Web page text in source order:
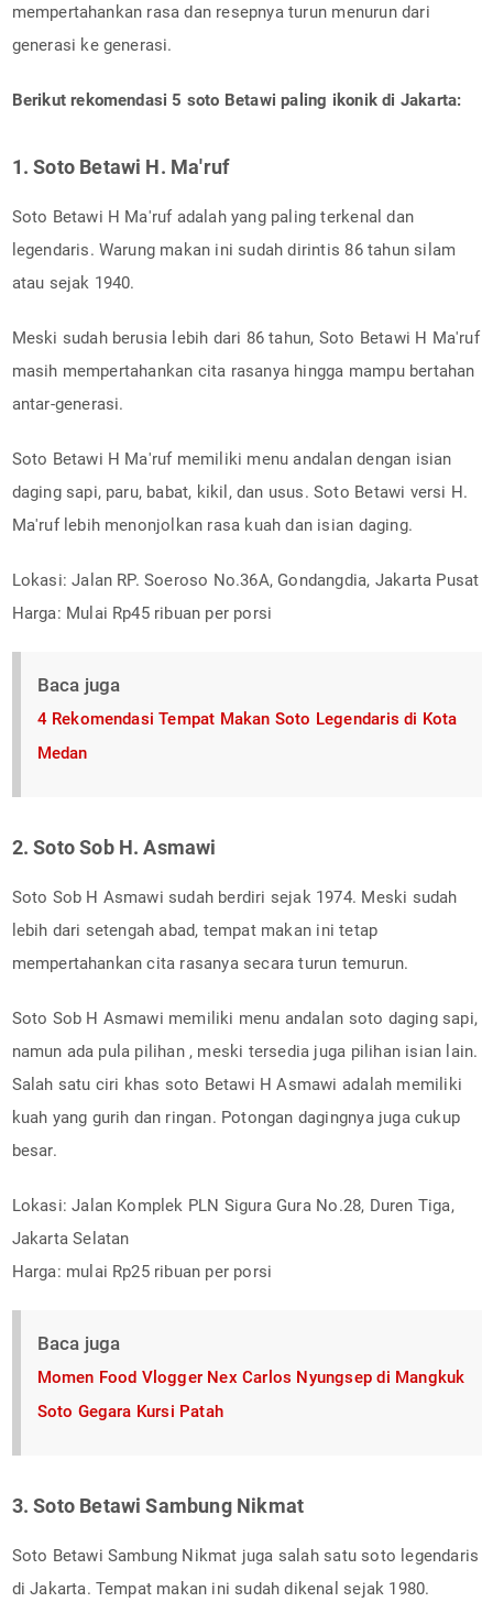
mempertahankan rasa dan resepnya turun menurun dari
generasi ke generasi.
Berikut rekomendasi 5 soto Betawi paling ikonik di Jakarta:
1. Soto Betawi H. Ma'ruf
Soto Betawi H Ma'ruf adalah yang paling terkenal dan
legendaris. Warung makan ini sudah dirintis 86 tahun silam
atau sejak 1940.
Meski sudah berusia lebih dari 86 tahun, Soto Betawi H Ma'ruf
masih mempertahankan cita rasanya hingga mampu bertahan
antar-generasi.
Soto Betawi H Ma'ruf memiliki menu andalan dengan isian
daging sapi, paru, babat, kikil, dan usus. Soto Betawi versi H.
Ma'ruf lebih menonjolkan rasa kuah dan isian daging.
Lokasi: Jalan RP. Soeroso No.36A, Gondangdia, Jakarta Pusat
Harga: Mulai Rp45 ribuan per porsi
Baca juga
4 Rekomendasi Tempat Makan Soto Legendaris di Kota
Medan
2. Soto Sob H. Asmawi
Soto Sob H Asmawi sudah berdiri sejak 1974. Meski sudah
lebih dari setengah abad, tempat makan ini tetap
mempertahankan cita rasanya secara turun temurun.
Soto Sob H Asmawi memiliki menu andalan soto daging sapi,
namun ada pula pilihan , meski tersedia juga pilihan isian lain.
Salah satu ciri khas soto Betawi H Asmawi adalah memiliki
kuah yang gurih dan ringan. Potongan dagingnya juga cukup
besar.
Lokasi: Jalan Komplek PLN Sigura Gura No.28, Duren Tiga,
Jakarta Selatan
Harga: mulai Rp25 ribuan per porsi
Baca juga
Momen Food Vlogger Nex Carlos Nyungsep di Mangkuk
Soto Gegara Kursi Patah
3. Soto Betawi Sambung Nikmat
Soto Betawi Sambung Nikmat juga salah satu soto legendaris
di Jakarta. Tempat makan ini sudah dikenal sejak 1980.